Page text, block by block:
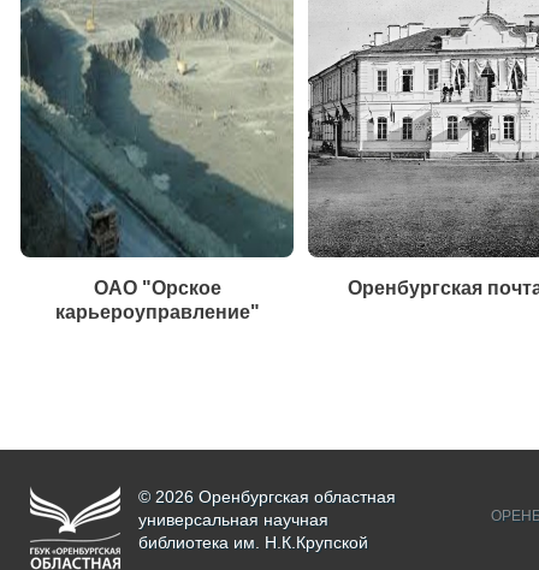
ОАО "Орское
карьероуправление"
Оренбургская
© 2026 Оренбургская областная
универсальная научная
библиотека им. Н.К.Крупской